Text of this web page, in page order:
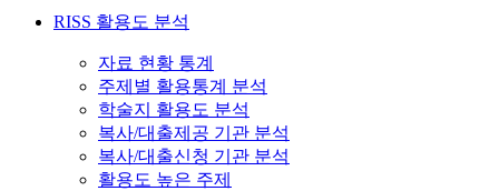
RISS 활용도 분석
자료 현황 통계
주제별 활용통계 분석
학술지 활용도 분석
복사/대출제공 기관 분석
복사/대출신청 기관 분석
활용도 높은 주제